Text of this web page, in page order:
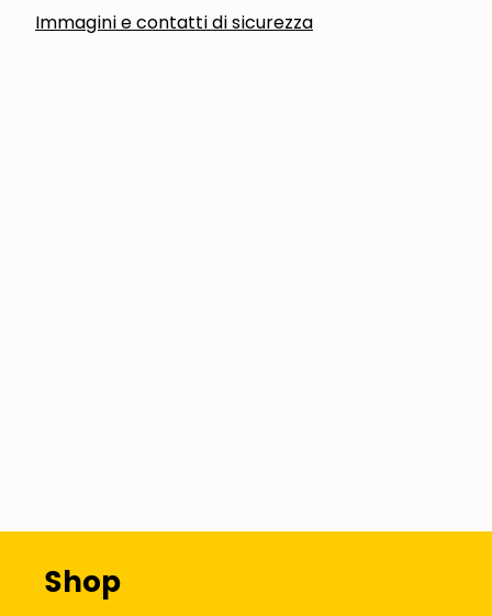
Immagini e contatti di sicurezza
Shop